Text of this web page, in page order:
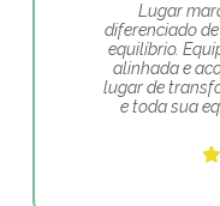
Lugar
diferenciado
equilíbrio.
alinhada e
lugar de
e toda sua